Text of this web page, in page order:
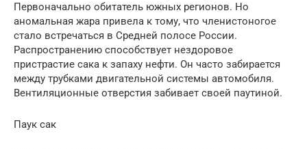
Первоначально обитатель южных регионов. Но
аномальная жара привела к тому, что членистоногое
стало встречаться в Средней полосе России.
Распространению способствует нездоровое
пристрастие сака к запаху нефти. Он часто забирается
между трубками двигательной системы автомобиля.
Вентиляционные отверстия забивает своей паутиной.
Паук сак